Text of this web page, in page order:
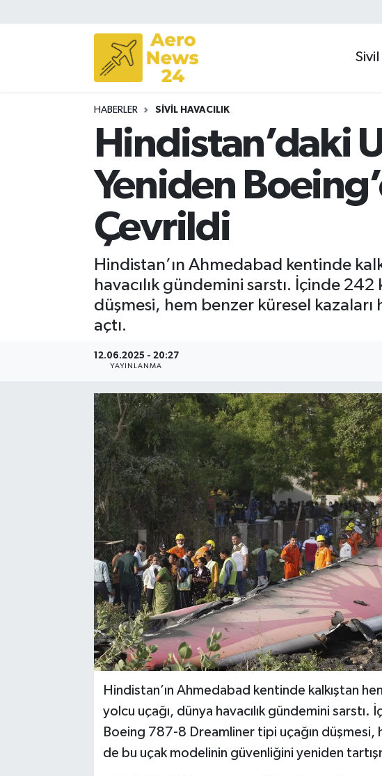
Sivil
HABERLER SIVIL HAVACILIK
Hindistan’daki
Yeniden
Çevrildi
Hindistan’ın Ahmedabad kentinde
havacılık gündemini sarstı. İçinde
düşmesi, hem benzer küresel
açtı.
12.06.2025 - 20:27
YAYINLANMA
Hindistan’ın Ahmedabad kentinde kalkıştan
yolcu uçağı, dünya havacılık gündemini sarstı.
Boeing 787-8 Dreamliner tipi uçağın düşmesi,
de bu uçak modelinin güvenliğini yeniden
Sivil Havacılık